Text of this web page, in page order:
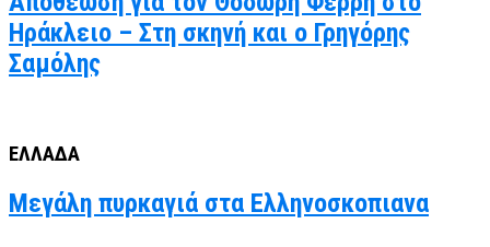
Ηράκλειο – Στη σκηνή και ο Γρηγόρης
Σαμόλης
ΕΛΛΑΔΑ
Μεγάλη πυρκαγιά στα Ελληνοσκοπιανα